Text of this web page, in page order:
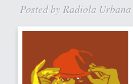
Posted by Radiola Urbana